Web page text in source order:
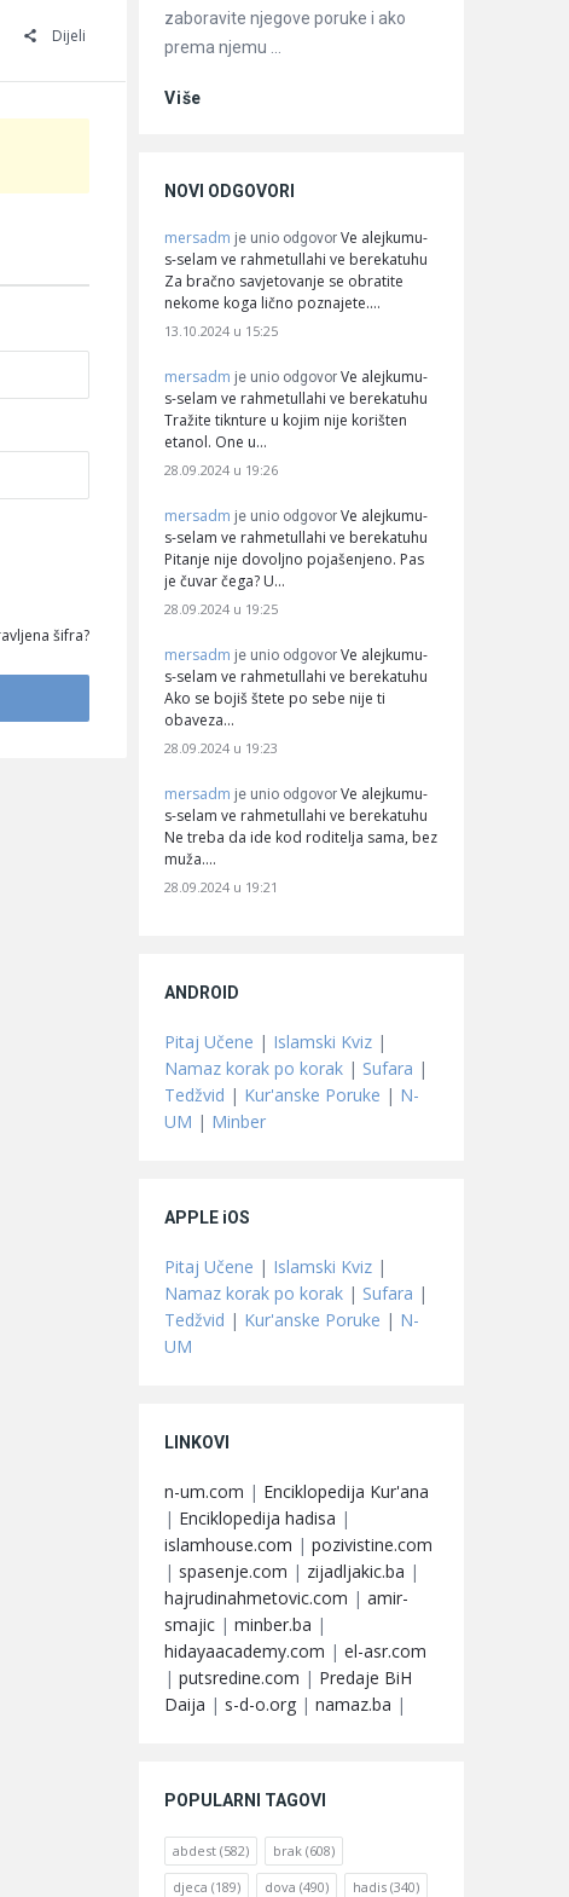
Dijeli
šifra?
zaboravite njegove poruke i ako
prema njemu ...
Više
NOVI ODGOVORI
mersadm je unio odgovor Ve alejkumu-
s-selam ve rahmetullahi ve berekatuhu
Za bračno savjetovanje se obratite
nekome koga lično poznajete.…
13.10.2024 u 15:25
mersadm je unio odgovor Ve alejkumu-
s-selam ve rahmetullahi ve berekatuhu
Tražite tiknture u kojim nije korišten
etanol. One u…
28.09.2024 u 19:26
mersadm je unio odgovor Ve alejkumu-
s-selam ve rahmetullahi ve berekatuhu
Pitanje nije dovoljno pojašenjeno. Pas
je čuvar čega? U…
28.09.2024 u 19:25
mersadm je unio odgovor Ve alejkumu-
s-selam ve rahmetullahi ve berekatuhu
Ako se bojiš štete po sebe nije ti
obaveza…
28.09.2024 u 19:23
mersadm je unio odgovor Ve alejkumu-
s-selam ve rahmetullahi ve berekatuhu
Ne treba da ide kod roditelja sama, bez
muža.…
28.09.2024 u 19:21
ANDROID
Pitaj Učene | Islamski Kviz |
Namaz korak po korak | Sufara |
Tedžvid | Kur'anske Poruke | N-
UM | Minber
APPLE iOS
Pitaj Učene | Islamski Kviz |
Namaz korak po korak | Sufara |
Tedžvid | Kur'anske Poruke | N-
UM
LINKOVI
n-um.com | Enciklopedija Kur'ana
| Enciklopedija hadisa |
islamhouse.com | pozivistine.com
| spasenje.com | zijadljakic.ba |
hajrudinahmetovic.com | amir-
smajic | minber.ba |
hidayaacademy.com | el-asr.com
| putsredine.com | Predaje BiH
Daija | s-d-o.org | namaz.ba |
POPULARNI TAGOVI
abdest (582) brak (608)
djeca (189) dova (490) hadis (340)